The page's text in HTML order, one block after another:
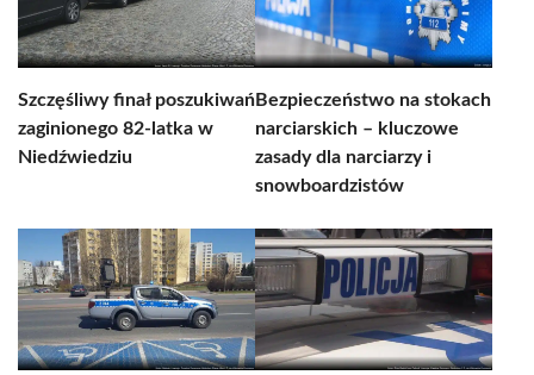
Szczęśliwy finał poszukiwań
zaginionego 82-latka w
Niedźwiedziu
Bezpieczeństwo na stokach
narciarskich – kluczowe
zasady dla narciarzy i
snowboardzistów